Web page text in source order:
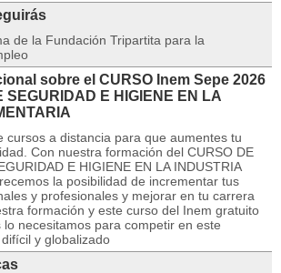
de la Fundación Tripartita para la
sobre el CURSO Inem Sepe 2026
SEGURIDAD E HIGIENE EN LA
cursos a distancia para que aumentes tu
Con nuestra formación del CURSO DE
E HIGIENE EN LA INDUSTRIA
la posibilidad de incrementar tus
y profesionales y mejorar en tu carrera
formación y este curso del Inem gratuito
necesitamos para competir en este
y globalizado